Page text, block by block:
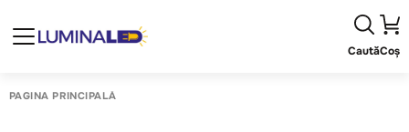
CautăCoș
PAGINA PRINCIPALĂ